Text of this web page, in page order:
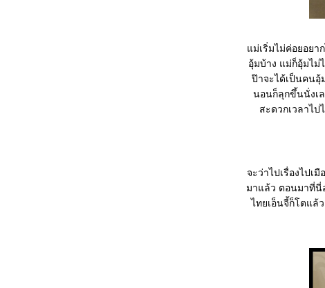
ม่เริ่มไม่ค่อยอยา
อุ้มบ้าง แม่ก็อุ้มไม่
ป๊าจะได้เป็นคนอุ้
นอนก็ลุกขึ้นนั่งเ
สะดวกเวลาไ
จะว่าไปเรื่องไปเ
มาแล้ว ตอนมาที่นี่
ไทยเอ็นจี้ก็โตแล้